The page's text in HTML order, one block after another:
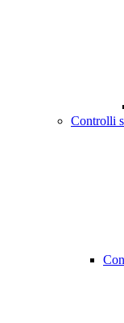
Controlli